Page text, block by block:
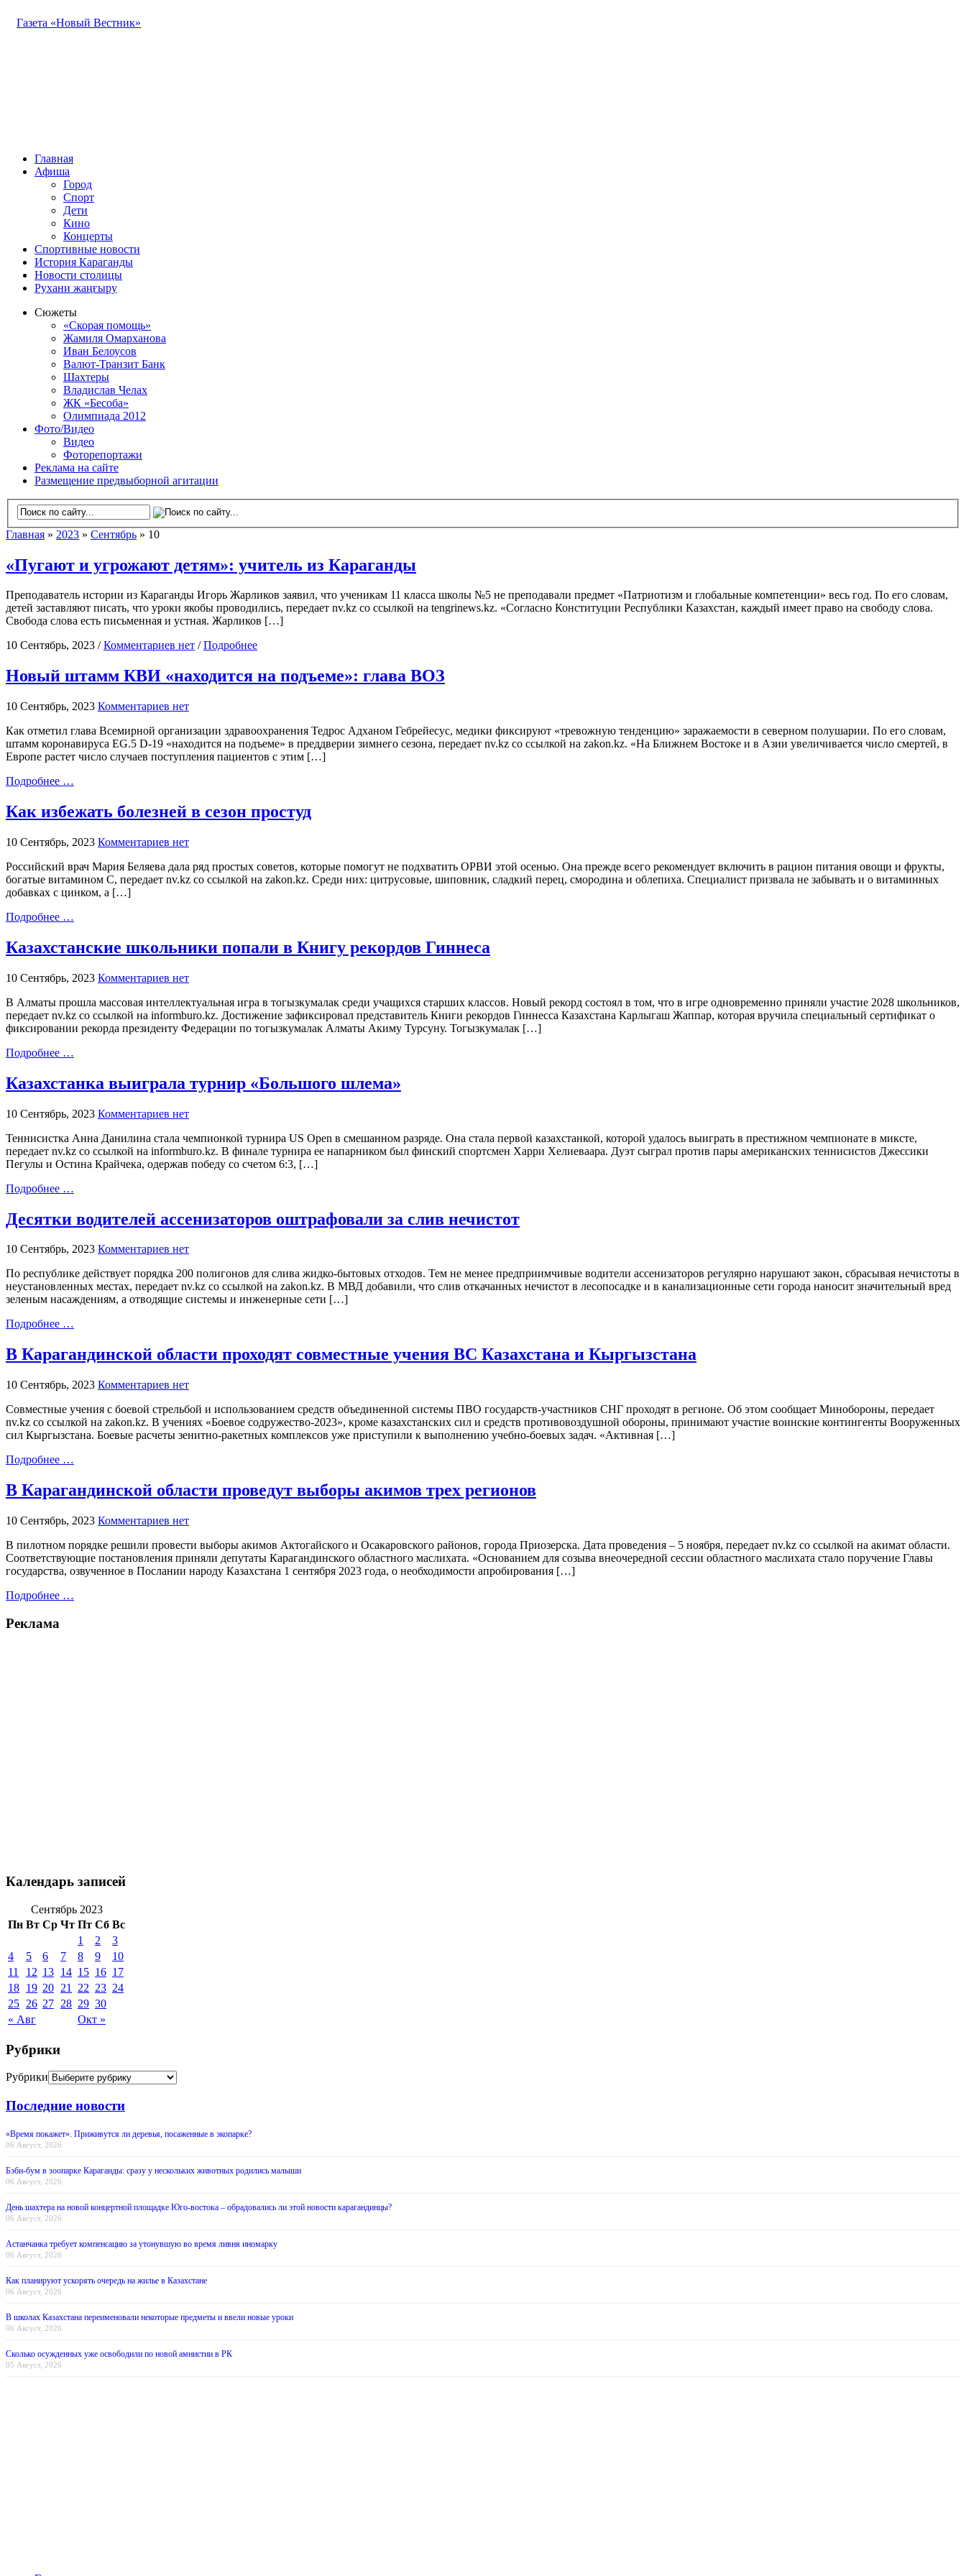
Газета «Новый Вестник»
Главная
Афиша
Город
Спорт
Дети
Кино
Концерты
Спортивные новости
История Караганды
Новости столицы
Рухани жаңғыру
Сюжеты
«Скорая помощь»
Жамиля Омарханова
Иван Белоусов
Валют-Транзит Банк
Шахтеры
Владислав Челах
ЖК «Бесоба»
Олимпиада 2012
Фото/Видео
Видео
Фоторепортажи
Реклама на сайте
Размещение предвыборной агитации
Главная » 2023 » Сентябрь » 10
«Пугают и угрожают детям»: учитель из Караганды
Преподаватель истории из Караганды Игорь Жарликов заявил, что ученикам 11 класса школы №5 не преподавали предмет «Патриотизм и глобальные компетенции» весь год. По его словам,
детей заставляют писать, что уроки якобы проводились, передает nv.kz со ссылкой на tengrinews.kz. «Согласно Конституции Республики Казахстан, каждый имеет право на свободу слова.
Свобода слова есть письменная и устная. Жарликов […]
10 Сентябрь, 2023 /Комментариев нет /Подробнее
Новый штамм КВИ «находится на подъеме»: глава ВОЗ
10 Сентябрь, 2023 Комментариев нет
Как отметил глава Всемирной организации здравоохранения Тедрос Адханом Гебрейесус, медики фиксируют «тревожную тенденцию» заражаемости в северном полушарии. По его словам,
штамм коронавируса EG.5 D-19 «находится на подъеме» в преддверии зимнего сезона, передает nv.kz со ссылкой на zakon.kz. «На Ближнем Востоке и в Азии увеличивается число смертей, в
Европе растет число случаев поступления пациентов с этим […]
Подробнее …
Как избежать болезней в сезон простуд
10 Сентябрь, 2023 Комментариев нет
Российский врач Мария Беляева дала ряд простых советов, которые помогут не подхватить ОРВИ этой осенью. Она прежде всего рекомендует включить в рацион питания овощи и фрукты,
богатые витамином C, передает nv.kz со ссылкой на zakon.kz. Среди них: цитрусовые, шиповник, сладкий перец, смородина и облепиха. Специалист призвала не забывать и о витаминных
добавках с цинком, а […]
Подробнее …
Казахстанские школьники попали в Книгу рекордов Гиннеса
10 Сентябрь, 2023 Комментариев нет
В Алматы прошла массовая интеллектуальная игра в тогызкумалак среди учащихся старших классов. Новый рекорд состоял в том, что в игре одновременно приняли участие 2028 школьников,
передает nv.kz со ссылкой на informburo.kz. Достижение зафиксировал представитель Книги рекордов Гиннесса Казахстана Карлыгаш Жаппар, которая вручила специальный сертификат о
фиксировании рекорда президенту Федерации по тогызкумалак Алматы Акиму Турсуну. Тогызкумалак […]
Подробнее …
Казахстанка выиграла турнир «Большого шлема»
10 Сентябрь, 2023 Комментариев нет
Теннисистка Анна Данилина стала чемпионкой турнира US Open в смешанном разряде. Она стала первой казахстанкой, которой удалось выиграть в престижном чемпионате в миксте,
передает nv.kz со ссылкой на informburo.kz. В финале турнира ее напарником был финский спортсмен Харри Хелиеваара. Дуэт сыграл против пары американских теннисистов Джессики
Пегулы и Остина Крайчека, одержав победу со счетом 6:3, […]
Подробнее …
Десятки водителей ассенизаторов оштрафовали за слив нечистот
10 Сентябрь, 2023 Комментариев нет
По республике действует порядка 200 полигонов для слива жидко-бытовых отходов. Тем не менее предприимчивые водители ассенизаторов регулярно нарушают закон, сбрасывая нечистоты в
неустановленных местах, передает nv.kz со ссылкой на zakon.kz. В МВД добавили, что слив откачанных нечистот в лесопосадке и в канализационные сети города наносит значительный вред
зеленым насаждениям, а отводящие системы и инженерные сети […]
Подробнее …
В Карагандинской области проходят совместные учения ВС Казахстана и Кыргызстана
10 Сентябрь, 2023 Комментариев нет
Совместные учения с боевой стрельбой и использованием средств объединенной системы ПВО государств-участников СНГ проходят в регионе. Об этом сообщает Минобороны, передает
nv.kz со ссылкой на zakon.kz. В учениях «Боевое содружество-2023», кроме казахстанских сил и средств противовоздушной обороны, принимают участие воинские контингенты Вооруженных
сил Кыргызстана. Боевые расчеты зенитно-ракетных комплексов уже приступили к выполнению учебно-боевых задач. «Активная […]
Подробнее …
В Карагандинской области проведут выборы акимов трех регионов
10 Сентябрь, 2023 Комментариев нет
В пилотном порядке решили провести выборы акимов Актогайского и Осакаровского районов, города Приозерска. Дата проведения – 5 ноября, передает nv.kz со ссылкой на акимат области.
Соответствующие постановления приняли депутаты Карагандинского областного маслихата. «Основанием для созыва внеочередной сессии областного маслихата стало поручение Главы
государства, озвученное в Послании народу Казахстана 1 сентября 2023 года, о необходимости апробирования […]
Подробнее …
Реклама
Календарь записей
Сентябрь 2023
Пн Вт Ср Чт Пт Сб Вс
« Авг Окт »
1 2
3
4
5 6 7 8 9
10
11
12 13 14 15 16 17
18 19 20 21 22 23 24
25 26 27 28 29 30
Рубрики
Рубрики
Последние новости
«Время покажет». Приживутся ли деревья, посаженные в экопарке?
06 Август, 2026
Бэби-бум в зоопарке Караганды: сразу у нескольких животных родились малыши
06 Август, 2026
День шахтера на новой концертной площадке Юго-востока – обрадовались ли этой новости карагандинцы?
06 Август, 2026
Астанчанка требует компенсацию за утонувшую во время ливня иномарку
06 Август, 2026
Как планируют ускорять очередь на жилье в Казахстане
06 Август, 2026
В школах Казахстана переименовали некоторые предметы и ввели новые уроки
06 Август, 2026
Сколько осужденных уже освободили по новой амнистии в РК
05 Август, 2026